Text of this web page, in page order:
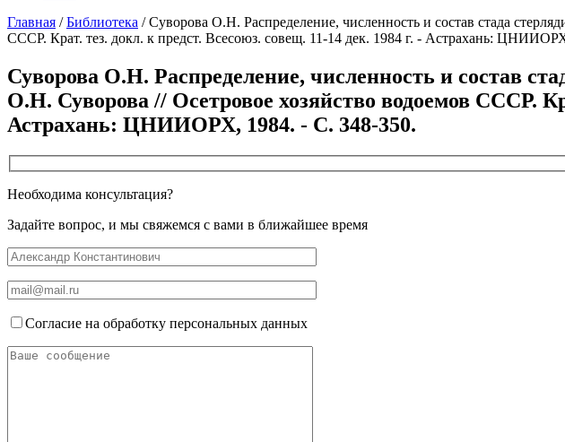
Главная /Библиотека /Суворова О.Н. Распределение, численность и состав стада
СССР. Крат. тез. докл. к предст. Всесоюз. совещ. 11-14 дек. 1984 г. - Астрахань:
Суворова О.Н. Распределение, численность и состав
О.Н. Суворова // Осетровое хозяйство водоемов СССР.
Астрахань: ЦНИИОРХ, 1984. - С. 348-350.
Необходима консультация?
Задайте вопрос, и мы свяжемся с вами в ближайшее время
Согласие на обработку персональных данных